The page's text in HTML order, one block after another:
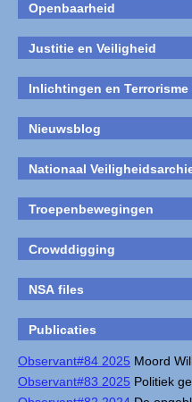
Openbaarheid
Justitie en Veiligheid
Inlichtingen en Terrorisme
Nieuwsblog
Nationaal
Troepenbewegingen
Crowddigging
NSA files
Publicaties
Observant#84 2025 Moord
Observant#83 2025 Politiek